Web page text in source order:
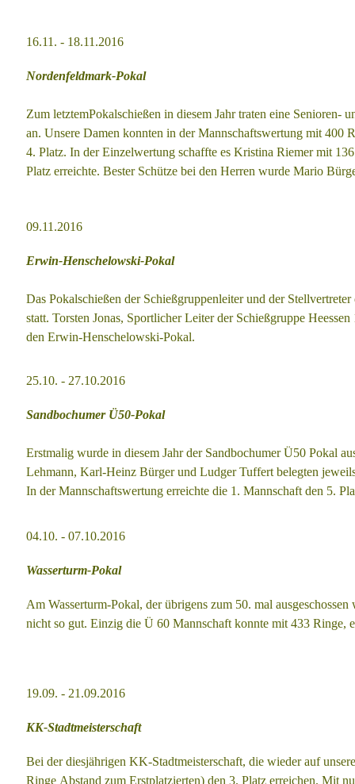
16.11. - 18.11.2016
Nordenfeldmark-Pokal
Zum letztemPokalschießen in diesem Jahr traten eine Senioren-
an. Unsere Damen konnten in der Mannschaftswertung mit 400
4. Platz. In der Einzelwertung schaffte es Kristina Riemer mit
Platz erreichte. Bester Schütze bei den Herren wurde Mario
09.11.2016
Erwin-Henschelowski-Pokal
Das Pokalschießen der Schießgruppenleiter und der
statt. Torsten Jonas, Sportlicher Leiter der Schießgruppe
den Erwin-Henschelowski-Pokal.
25.10. - 27.10.2016
Sandbochumer Ü50-Pokal
Erstmalig wurde in diesem Jahr der Sandbochumer Ü50 Pokal
Lehmann, Karl-Heinz Bürger und Ludger Tuffert belegten
In der Mannschaftswertung erreichte die 1. Mannschaft den 5.
04.10. - 07.10.2016
Wasserturm-Pokal
Am Wasserturm-Pokal, der übrigens zum 50. mal
nicht so gut. Einzig die Ü 60 Mannschaft konnte mit 433 Ringe,
19.09. - 21.09.2016
KK-Stadtmeisterschaft
Bei der diesjährigen KK-Stadtmeisterschaft, die wieder auf
Ringe Abstand zum Erstplatzierten) den 3. Platz erreichen. Mit